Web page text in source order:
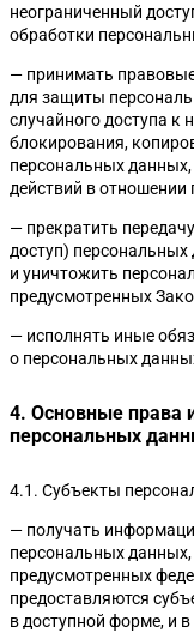
неограниченный
обработки
— принимать
для защиты
случайного доступа к
блокирования,
персональных
действий в
— прекратить
доступ)
и уничтожить
предусмотренных
— исполнять иные
о персональных
4. Основные права
персональных
4.1. Субъекты
— получать
персональных
предусмотренных
предоставляются
в доступной форме, и